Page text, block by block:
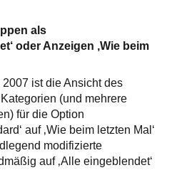
als
oder Anzeigen ‚Wie beim
ist die Ansicht des
(und mehrere
für die Option
auf ‚Wie beim letzten Mal‘
modifizierte
auf ‚Alle eingeblendet‘